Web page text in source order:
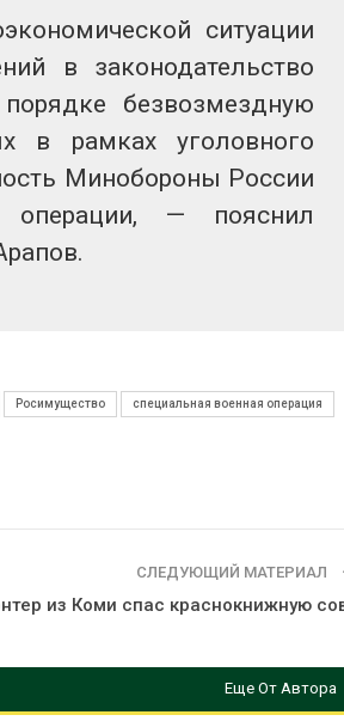
ситуации
в законодательство
безвозмездную
в рамках уголовного
Минобороны России
операции, — пояснил
Росимущество специальная военная операция
СЛЕДУЮЩИЙ МАТЕРИАЛ
из Коми спас краснокнижную
Еще От Автора